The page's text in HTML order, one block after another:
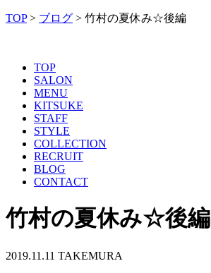
TOP> ブログ > 竹村の夏休み☆後編
TOP
SALON
MENU
KITSUKE
STAFF
STYLE
COLLECTION
RECRUIT
BLOG
CONTACT
竹村の夏休み☆後編
2019.11.11 TAKEMURA